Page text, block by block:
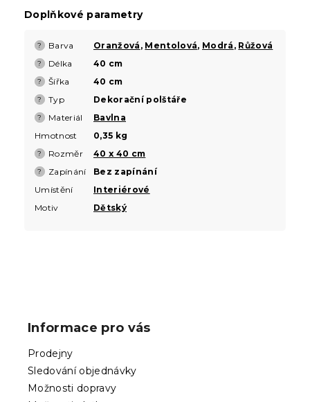
Doplňkové parametry
? Barva Oranžová , Mentolová, Modrá , Růžová
? Délka 40 cm
? Šířka 40 cm
? Typ Dekorační polštáře
? Materiál
Bavlna
Hmotnost
0,35 kg
? Rozměr 40 x 40 cm
? Zapínání
Bez zapínání
Umístění
Interiérové
Motiv
Dětský
Informace pro vás
Prodejny
Sledování objednávky
Možnosti dopravy